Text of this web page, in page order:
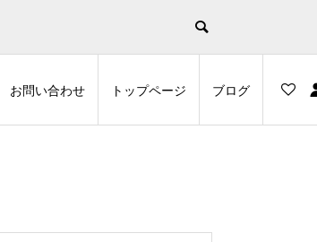
お問い合わせ トップページ ブログ